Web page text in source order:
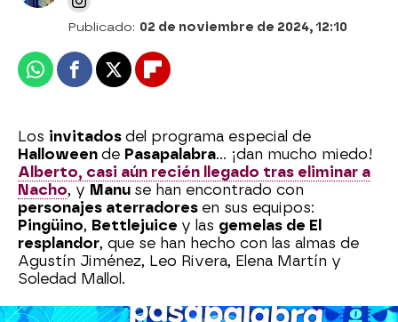
Publicado: 02 de noviembre de 2024, 12:10
WhatsappFacebook
X Flipboard
Los invitados del programa especial de
Halloween de Pasapalabra… ¡dan mucho miedo!
Alberto, casi aún recién llegado tras eliminar a
Nacho, y Manu se han encontrado con
personajes aterradores en sus equipos:
Pingüino, Bettlejuice y las gemelas de El
resplandor, que se han hecho con las almas de
Agustín Jiménez, Leo Rivera, Elena Martín y
Soledad Mallol.